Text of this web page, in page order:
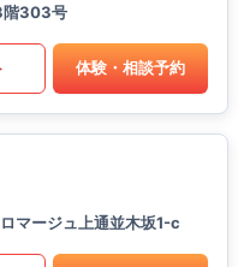
階303号
体験・相談予約
マージュ上通並木坂1-c